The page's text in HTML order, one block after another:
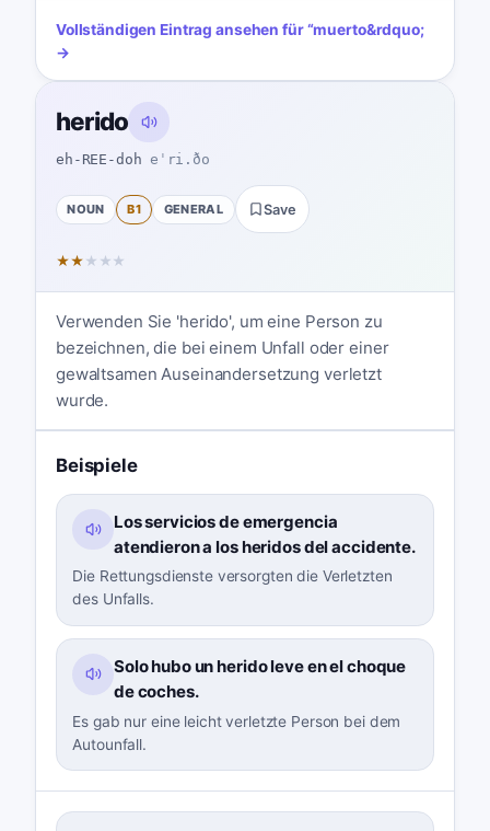
Vollständigen Eintrag ansehen für“muerto&rdquo;
→
herido
eh-REE-doh eˈri.ðo
NOUN B1 GENERAL Save
★★ ★ ★ ★
Verwenden Sie 'herido', um eine Person zu
bezeichnen, die bei einem Unfall oder einer
gewaltsamen Auseinandersetzung verletzt
wurde.
Beispiele
Los servicios de emergencia
atendieron a los heridos del accidente.
Die Rettungsdienste versorgten die Verletzten
des Unfalls.
Solo hubo un herido leve en el choque
de coches.
Es gab nur eine leicht verletzte Person bei dem
Autounfall.